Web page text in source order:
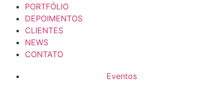
PORTFÓLIO
DEPOIMENTOS
CLIENTES
NEWS
CONTATO
Eventos